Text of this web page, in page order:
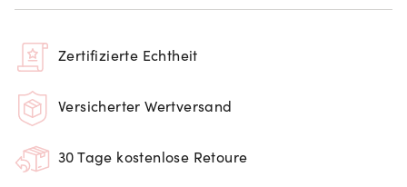
Zertifizierte Echtheit
Versicherter Wertversand
30 Tage kostenlose Retoure